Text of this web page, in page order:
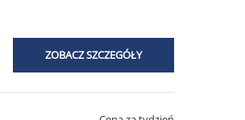
ZOBACZ SZCZEGÓŁY